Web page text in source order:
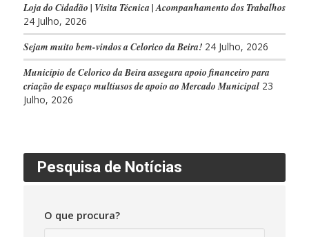
Loja do Cidadão | Visita Técnica | Acompanhamento dos Trabalhos
24 Julho, 2026
Sejam muito bem-vindos a Celorico da Beira! 24 Julho, 2026
Município de Celorico da Beira assegura apoio financeiro para
criação de espaço multiusos de apoio ao Mercado Municipal 23
Julho, 2026
Pesquisa de Notícias
O que procura?